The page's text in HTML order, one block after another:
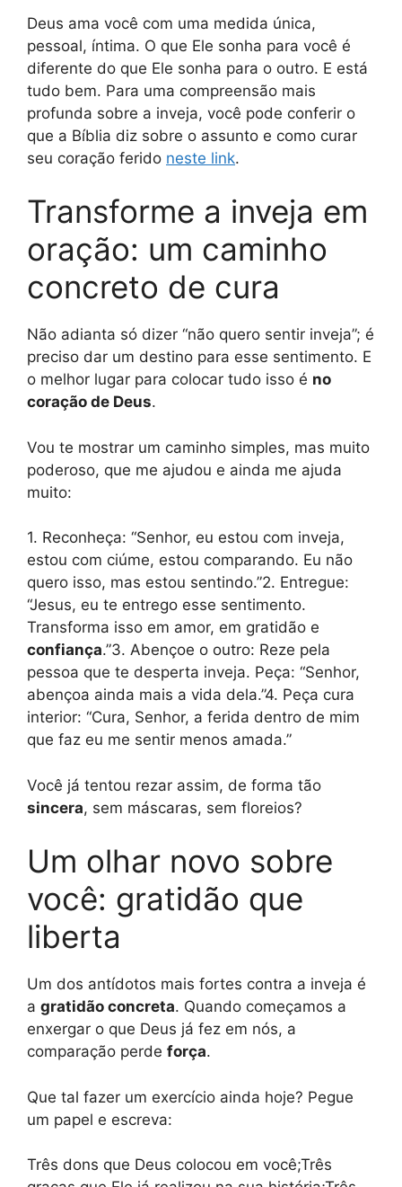
Deus ama você com uma medida única,
pessoal, íntima. O que Ele sonha para você é
diferente do que Ele sonha para o outro. E está
tudo bem. Para uma compreensão mais
profunda sobre a inveja, você pode conferir o
que a Bíblia diz sobre o assunto e como curar
seu coração ferido neste link.
Transforme a inveja em
oração: um caminho
concreto de cura
Não adianta só dizer “não quero sentir inveja”; é
preciso dar um destino para esse sentimento. E
o melhor lugar para colocar tudo isso é no
coração de Deus.
Vou te mostrar um caminho simples, mas muito
poderoso, que me ajudou e ainda me ajuda
muito:
1. Reconheça: “Senhor, eu estou com inveja,
estou com ciúme, estou comparando. Eu não
quero isso, mas estou sentindo.”2. Entregue:
“Jesus, eu te entrego esse sentimento.
Transforma isso em amor, em gratidão e
confiança.”3. Abençoe o outro: Reze pela
pessoa que te desperta inveja. Peça: “Senhor,
abençoa ainda mais a vida dela.”4. Peça cura
interior: “Cura, Senhor, a ferida dentro de mim
que faz eu me sentir menos amada.”
Você já tentou rezar assim, de forma tão
sincera, sem máscaras, sem floreios?
Um olhar novo sobre
você: gratidão que
liberta
Um dos antídotos mais fortes contra a inveja é
a gratidão concreta. Quando começamos a
enxergar o que Deus já fez em nós, a
comparação perde força.
Que tal fazer um exercício ainda hoje? Pegue
um papel e escreva:
Três dons que Deus colocou em você;Três